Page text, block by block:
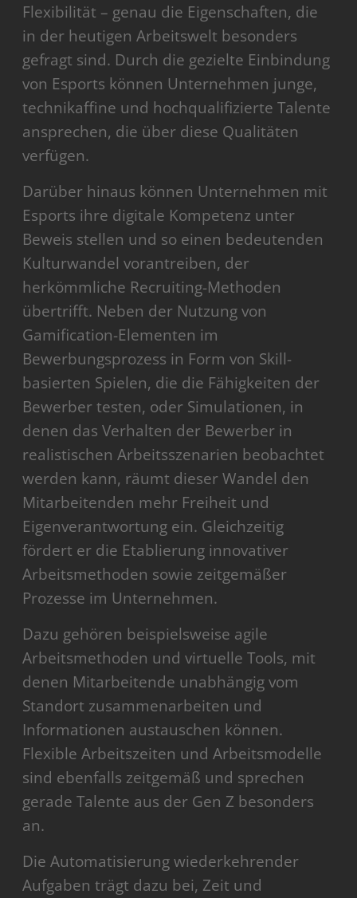
Flexibilität – genau die Eigenschaften, die
in der heutigen Arbeitswelt besonders
gefragt sind. Durch die gezielte Einbindung
von Esports können Unternehmen junge,
technikaffine und hochqualifizierte Talente
ansprechen, die über diese Qualitäten
verfügen.
Darüber hinaus können Unternehmen mit
Esports ihre digitale Kompetenz unter
Beweis stellen und so einen bedeutenden
Kulturwandel vorantreiben, der
herkömmliche Recruiting-Methoden
übertrifft. Neben der Nutzung von
Gamification-Elementen im
Bewerbungsprozess in Form von Skill-
basierten Spielen, die die Fähigkeiten der
Bewerber testen, oder Simulationen, in
denen das Verhalten der Bewerber in
realistischen Arbeitsszenarien beobachtet
werden kann, räumt dieser Wandel den
Mitarbeitenden mehr Freiheit und
Eigenverantwortung ein. Gleichzeitig
fördert er die Etablierung innovativer
Arbeitsmethoden sowie zeitgemäßer
Prozesse im Unternehmen.
Dazu gehören beispielsweise agile
Arbeitsmethoden und virtuelle Tools, mit
denen Mitarbeitende unabhängig vom
Standort zusammenarbeiten und
Informationen austauschen können.
Flexible Arbeitszeiten und Arbeitsmodelle
sind ebenfalls zeitgemäß und sprechen
gerade Talente aus der Gen Z besonders
an.
Die Automatisierung wiederkehrender
Aufgaben trägt dazu bei, Zeit und